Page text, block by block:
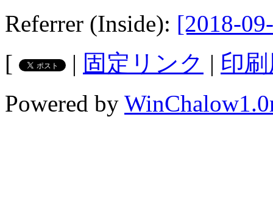
Referrer (Inside): [2018-
[
| 固定リンク | 印
Powered by